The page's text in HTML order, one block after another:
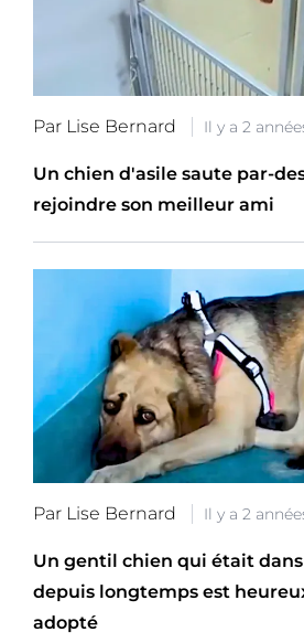
Par Lise Bernard Il y a 2
Un chien d'asile saute par-
rejoindre son meilleur ami
Par Lise Bernard Il y a 2
Un gentil chien qui était
depuis longtemps est
adopté